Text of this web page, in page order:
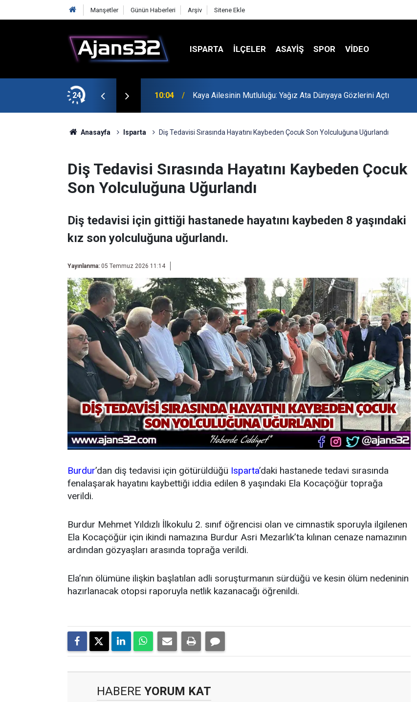
Manşetler Günün Haberleri Arşiv Sitene Ekle
ISPARTA İLÇELER ASAYİŞ SPOR VIDEO
24 10:04 Kaya Ailesinin Mutluluğu: Yağız Ata Dünyaya Gözlerini Açtı
Anasayfa Isparta Diş Tedavisi Sırasında Hayatını Kaybeden Çocuk Son Yolculuğuna Uğurlandı
Diş Tedavisi Sırasında Hayatını Kaybeden Çocuk
Son Yolculuğuna Uğurlandı
Diş tedavisi için gittiği hastanede hayatını kaybeden 8 yaşındaki
kız son yolculuğuna uğurlandı.
Yayınlanma: 05 Temmuz 2026 11:14
Burdur’dan diş tedavisi için götürüldüğü Isparta’daki hastanede tedavi sırasında
fenalaşarak hayatını kaybettiği iddia edilen 8 yaşındaki Ela Kocaçöğür toprağa
verildi.
Burdur Mehmet Yıldızlı İlkokulu 2. sınıf öğrencisi olan ve cimnastik sporuyla ilgilenen
Ela Kocaçöğür için ikindi namazına Burdur Asri Mezarlık’ta kılınan cenaze namazının
ardından gözyaşları arasında toprağa verildi.
Ela’nın ölümüne ilişkin başlatılan adli soruşturmanın sürdüğü ve kesin ölüm nedeninin
hazırlanacak otopsi raporuyla netlik kazanacağı öğrenildi.
HABERE YORUM KAT